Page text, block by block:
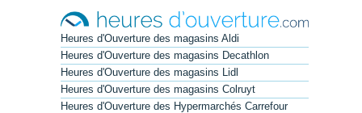
Heures d'Ouverture des magasins Aldi
Heures d'Ouverture des magasins Decathlon
Heures d'Ouverture des magasins Lidl
Heures d'Ouverture des magasins Colruyt
Heures d'Ouverture des Hypermarchés Carrefour